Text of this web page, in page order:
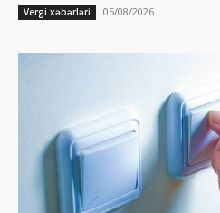
Vergi xəbərləri 05/08/2026